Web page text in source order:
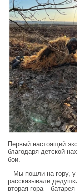
Первый настоящий
благодаря детской
бои.
‒ Мы пошли на гору, у
рассказывали
вторая гора –